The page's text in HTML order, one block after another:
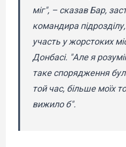
міг", – сказав Бар,
командира
участь у жорстоких
Донбасі. "Але я
таке спорядження
той час, більше моїх
вижило б".